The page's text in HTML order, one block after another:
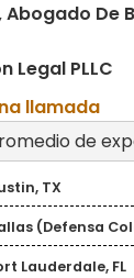
Abogado De
Legal PLLC
llamada
de
TX
(Defensa
Lauderdale, FL